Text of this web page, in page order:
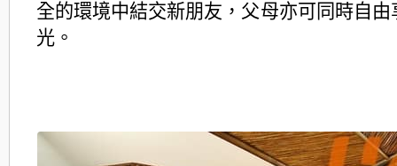
全的環境中結交新朋友，父母亦可同時自由
光。